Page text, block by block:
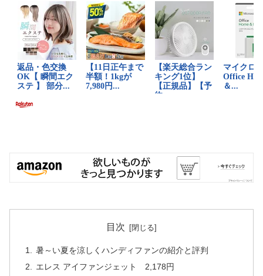
目次
暑～い夏を涼しくハンディファンの紹介と評判
エレス アイファンジェット 2,178円